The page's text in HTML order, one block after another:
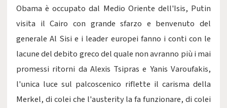
Obama è occupato dal Medio Oriente dell'Isis, Putin
visita il Cairo con grande sfarzo e benvenuto del
generale Al Sisi e i leader europei fanno i conti con le
lacune del debito greco del quale non avranno più i mai
promessi ritorni da Alexis Tsipras e Yanis Varoufakis,
l'unica luce sul palcoscenico riflette il carisma della
Merkel, di colei che l'austerity la fa funzionare, di colei